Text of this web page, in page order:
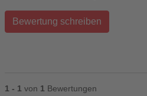
Bewertung schreiben
1 - 1 von 1 Bewertungen